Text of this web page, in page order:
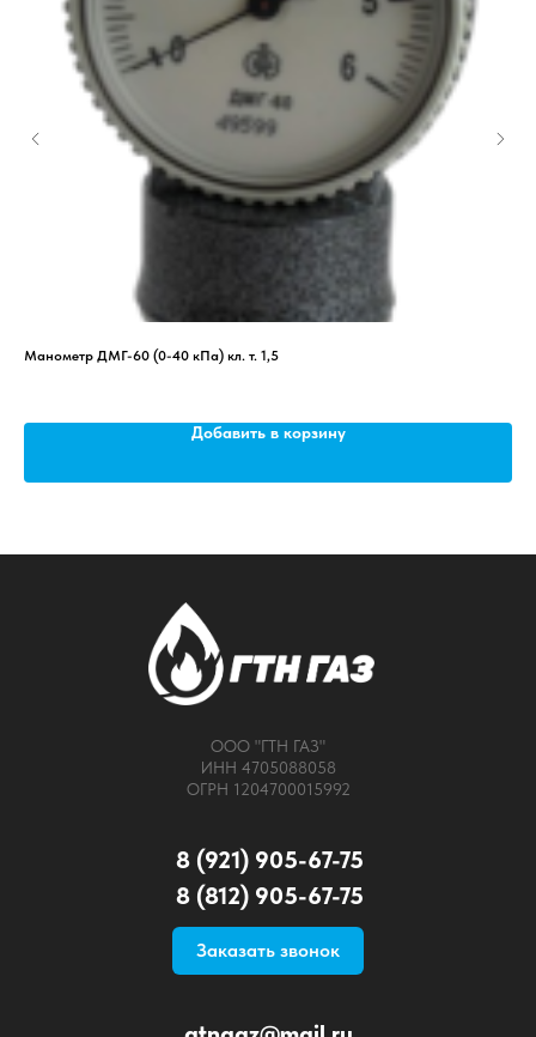
Манометр ДМГ-60 (0-40 кПа) кл. т. 1,5
Добавить в корзину
Заказать звонок
8 (812) 905-67-75
ООО "ГТН ГАЗ"
ИНН 4705088058
ОГРН 1204700015992
8 (921) 905-67-75